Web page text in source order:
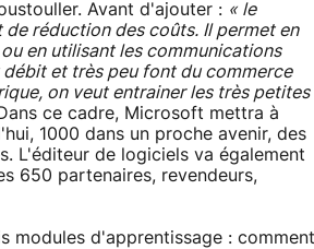
Avant d'ajouter : « le
réduction des coûts. Il permet en
en utilisant les communications
débit et très peu font du commerce
on veut entrainer les très petites
ce cadre, Microsoft mettra à
1000 dans un proche avenir, des
L'éditeur de logiciels va également
650 partenaires, revendeurs,
modules d'apprentissage : comment